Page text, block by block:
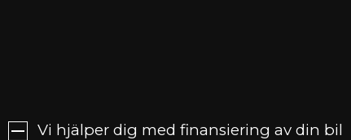
Vi hjälper dig med finansiering av din bil